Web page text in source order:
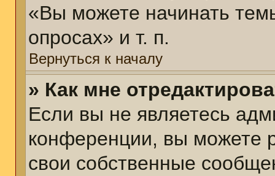
«Вы можете начинать
опросах» и т. п.
Вернуться к началу
» Как мне
Если вы не являетесь
конференции, вы можете
свои собственные